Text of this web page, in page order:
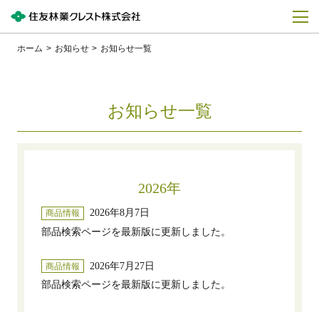
ホーム お知らせ お知らせ一覧
お知らせ一覧
2026年
商品情報
2026年8月7日
部品検索ページを最新版に更新しました。
商品情報
2026年7月27日
部品検索ページを最新版に更新しました。